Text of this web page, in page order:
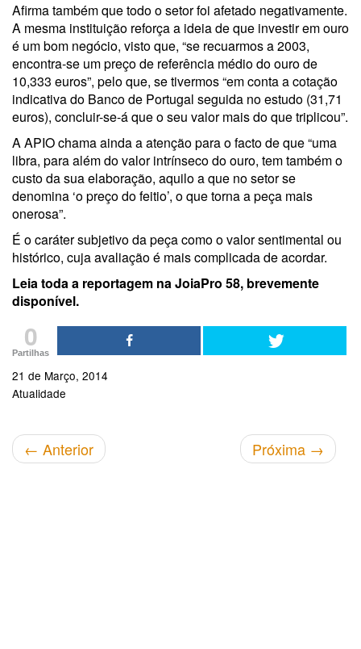
Afirma também que todo o setor foi afetado negativamente.
A mesma instituição reforça a ideia de que investir em ouro
é um bom negócio, visto que, “se recuarmos a 2003,
encontra-se um preço de referência médio do ouro de
10,333 euros”, pelo que, se tivermos “em conta a cotação
indicativa do Banco de Portugal seguida no estudo (31,71
euros), concluir-se-á que o seu valor mais do que triplicou”.
A APIO chama ainda a atenção para o facto de que “uma
libra, para além do valor intrínseco do ouro, tem também o
custo da sua elaboração, aquilo a que no setor se
denomina ‘o preço do feitio’, o que torna a peça mais
onerosa”.
É o caráter subjetivo da peça como o valor sentimental ou
histórico, cuja avaliação é mais complicada de acordar.
Leia toda a reportagem na JoiaPro 58, brevemente
disponível.
0
Partilhas
21 de Março, 2014
Atualidade
← Anterior Próxima →